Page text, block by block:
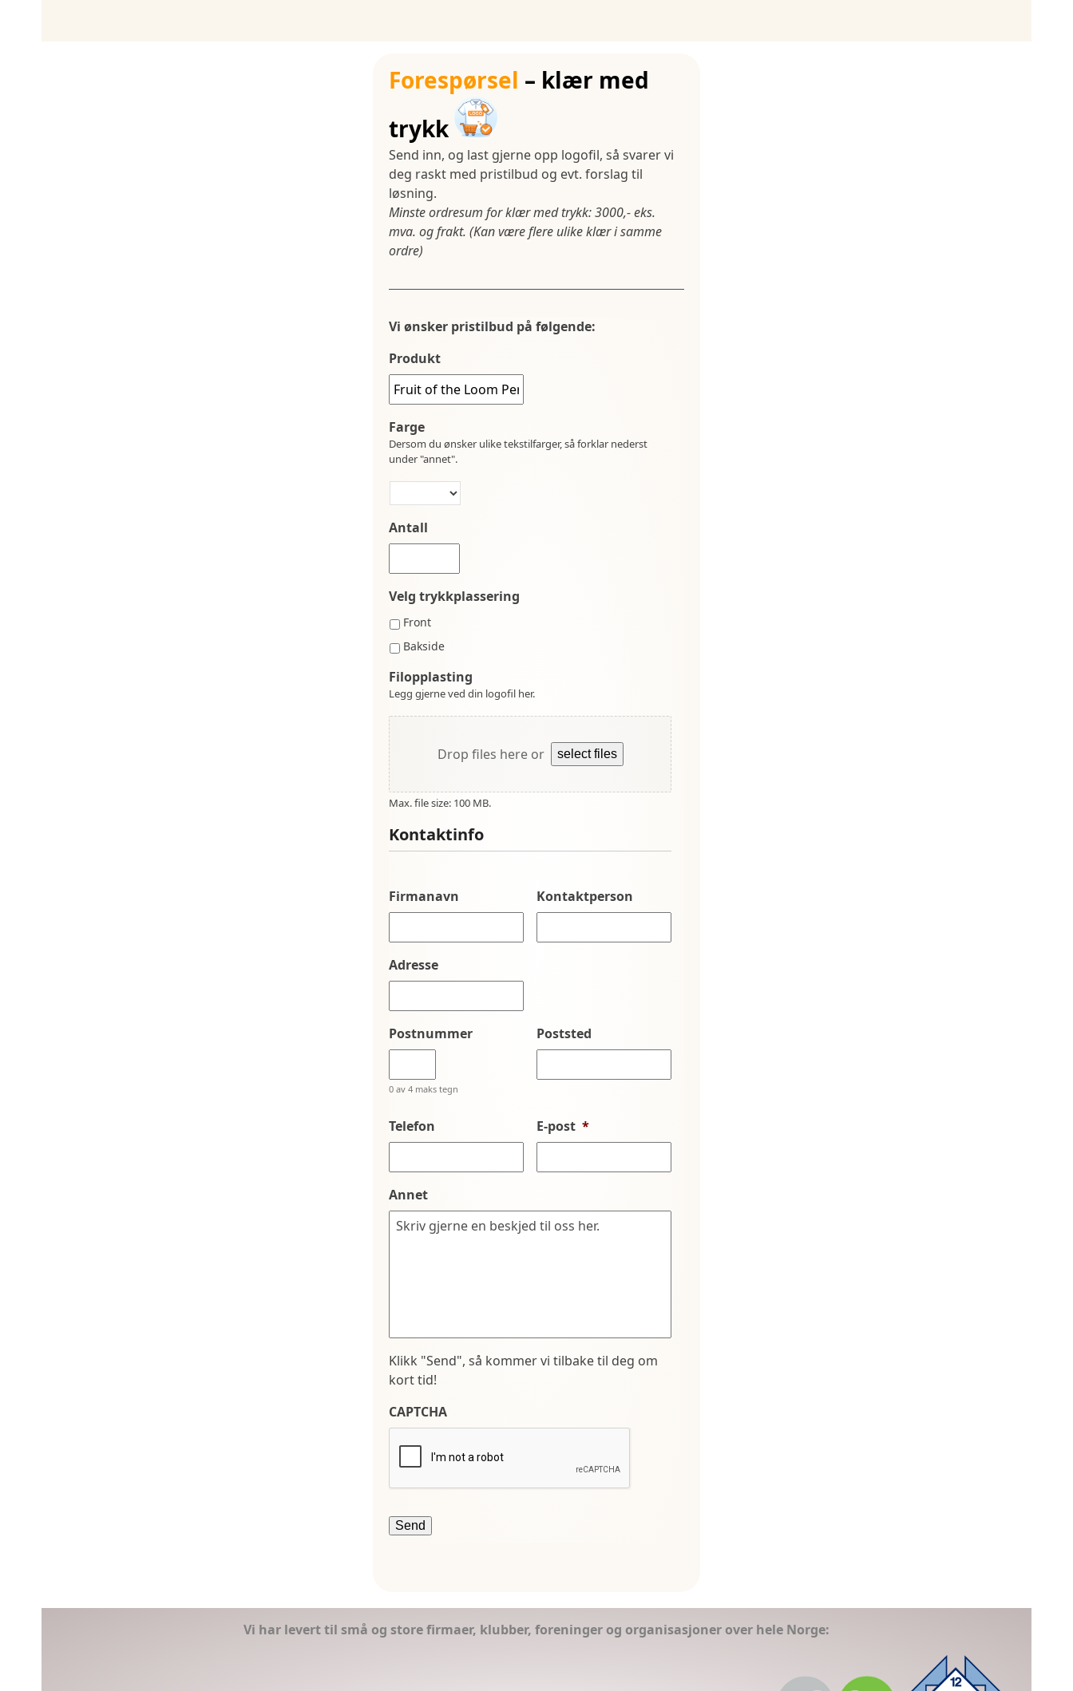
Forespørsel – klær med
trykk
Send inn, og last gjerne opp logofil, så svarer vi
deg raskt med pristilbud og evt. forslag til
løsning.
Minste ordresum for klær med trykk: 3000,- eks.
mva. og frakt. (Kan være flere ulike klær i samme
ordre)
Vi ønsker pristilbud på følgende:
Produkt
Farge
Dersom du ønsker ulike tekstilfarger, så forklar nederst
under "annet".
Antall
Velg trykkplassering
Front
Bakside
Filopplasting
Legg gjerne ved din logofil her.
Drop files here or select files
Max. file size: 100 MB.
Kontaktinfo
Firmanavn Kontaktperson
Adresse
Postnummer
0 av 4 maks tegn
Poststed
Telefon E-post *
Annet
Klikk "Send", så kommer vi tilbake til deg om
kort tid!
CAPTCHA
Vi har levert til små og store firmaer, klubber, foreninger og organisasjoner over hele Norge: